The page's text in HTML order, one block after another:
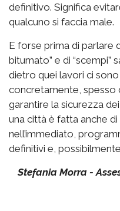
definitivo. Significa
qualcuno si faccia male.
E forse prima di parlare
bitumato” e di “scempi”
dietro quei lavori ci
concretamente, spesso
garantire la sicurezza
una città è fatta anche
nell’immediato,
definitivi e,
Stefania Morra -